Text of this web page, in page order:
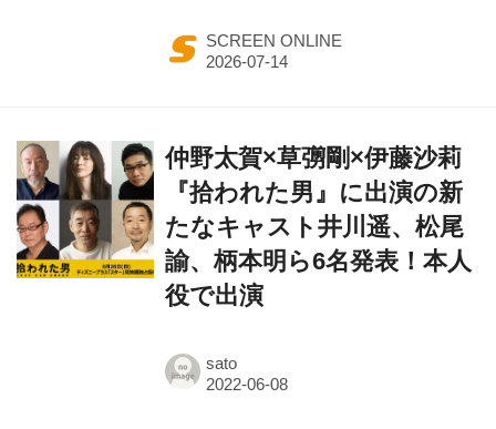
『拾われた男』に出演の新
たなキャスト井川遥、松尾
諭、柄本明ら6名発表！本人
役で出演
sato